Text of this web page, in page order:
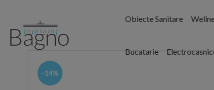
Obiecte Sanitare
Bucatarie
-14%